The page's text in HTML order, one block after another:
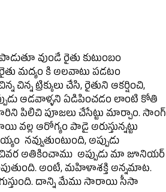
వుండే రైతు కుటుంబం
మద్యం కి అలవాటు పడటం
ట్రిక్కులు చేసి, రైతుని ఆకర్షించి,
ఆడవాళ్ళని ఏడిపించడం లాంటి కోతి
పిలిచి పూజలు చేసేట్టు మార్చాం. సాంగ్
ఆరోగ్యం పాడై అరుస్తున్నట్టు
నవ్వుతుంటుంది, అప్పుడు
చివర అతికించాము అప్పుడు మా జూనియర్
అంటే, మహిళాశక్తి అన్నమాట.
దాన్ని మేము సారాయి సీసా